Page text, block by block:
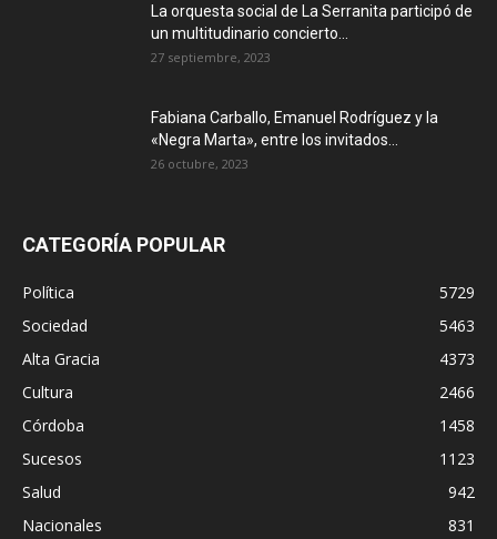
La orquesta social de La Serranita participó de
un multitudinario concierto...
27 septiembre, 2023
Fabiana Carballo, Emanuel Rodríguez y la
«Negra Marta», entre los invitados...
26 octubre, 2023
CATEGORÍA POPULAR
Política
5729
Sociedad
5463
Alta Gracia
4373
Cultura
2466
Córdoba
1458
Sucesos
1123
Salud
942
Nacionales
831